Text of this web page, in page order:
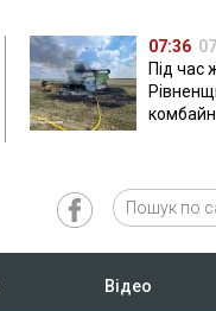
07:36
Під час
комбайн
Відео